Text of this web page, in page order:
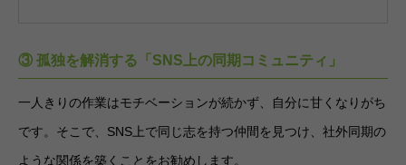
③ 孤独を解消する「SNS上の同期コミュニティ」
一人きりの作業はモチベーションが続かず、自分に甘くなりがち
です。そこで、SNS上で同じ志を持つ仲間を見つけ、社外同期の
ような関係を築くことをお勧めします。